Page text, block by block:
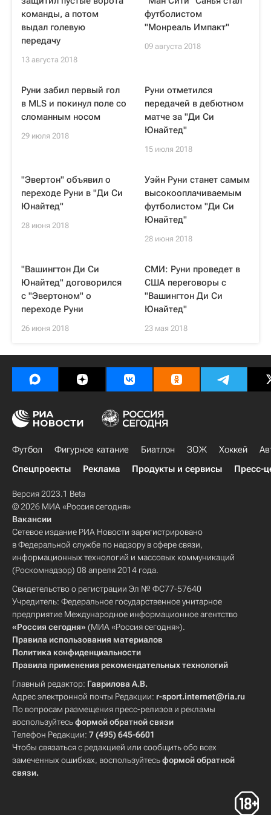
команды, а потом
выдал голевую
передачу
13 августа 2018
футболистом
"Монреаль Импакт"
09 августа 2018
Руни забил первый гол
в MLS и покинул поле со
сломанным носом
29 июля 2018
Руни отметился
передачей в дебютном
матче за "Ди Си
Юнайтед"
15 июля 2018
"Эвертон" объявил о
переходе Руни в "Ди Си
Юнайтед"
28 июня 2018
Уэйн Руни станет самым
высокооплачиваемым
футболистом "Ди Си
Юнайтед"
28 июня 2018
"Вашингтон Ди Си
Юнайтед" договорился
с "Эвертоном" о
переходе Руни
26 июня 2018
СМИ: Руни проведет в
США переговоры с
"Вашингтон Ди Си
Юнайтед"
23 мая 2018
Футбол Фигурное катание Биатлон ЗОЖ Хоккей
Спецпроекты
Реклама Продукты и сервисы Пресс-
Версия 2023.1 Beta
© 2026 МИА «Россия сегодня»
Вакансии
Сетевое издание РИА Новости зарегистрировано
в Федеральной службе по надзору в сфере связи,
информационных технологий и массовых коммуникаций
(Роскомнадзор) 08 апреля 2014 года.
Свидетельство о регистрации Эл № ФС77-57640
Учредитель: Федеральное государственное унитарное
предприятие Международное информационное агентство
«Россия сегодня» (МИА «Россия сегодня»).
Правила использования материалов
Политика конфиденциальности
Правила применения рекомендательных технологий
Главный редактор: Гаврилова А.В.
Адрес электронной почты Редакции: r-sport.internet@ria.ru
По вопросам размещения пресс-релизов и рекламы
воспользуйтесьформой обратной связи
Телефон Редакции: 7 (495) 645-6601
Чтобы связаться с редакцией или сообщить обо всех
замеченных ошибках, воспользуйтесьформой обратной
связи.